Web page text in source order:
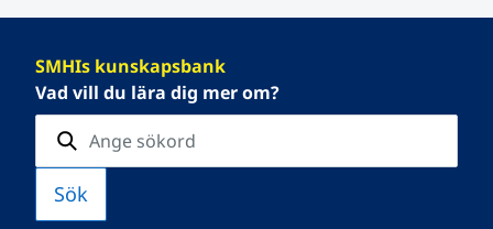
SMHIs kunskapsbank
Vad vill du lära dig mer om?